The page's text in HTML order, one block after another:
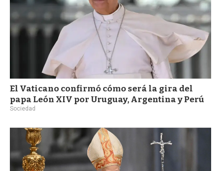
El Vaticano confirmó cómo será la gira del
papa León XIV por Uruguay, Argentina y Perú
Sociedad